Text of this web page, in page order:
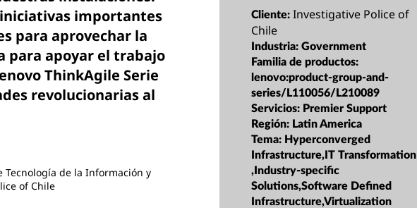
importantes
para aprovechar la
para apoyar el trabajo
ThinkAgile Serie
revolucionarias al
Tecnología de la Información y
of Chile
Cliente:Investigative Police of
Chile
Industria:Government
Familia de productos:
lenovo:product-group-and-
series/L110056/L210089
Servicios: Premier Support
Región: Latin America
Tema: Hyperconverged
Infrastructure,IT Transformation
,Industry-specific
Solutions,Software Defined
Infrastructure,Virtualization